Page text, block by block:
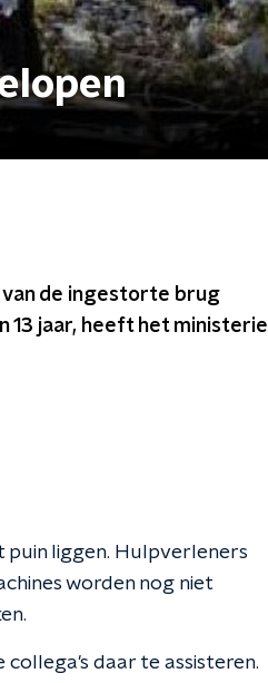
van de ingestorte brug
13 jaar, heeft het ministerie
puin liggen. Hulpverleners
worden nog niet
collega's daar te assisteren.